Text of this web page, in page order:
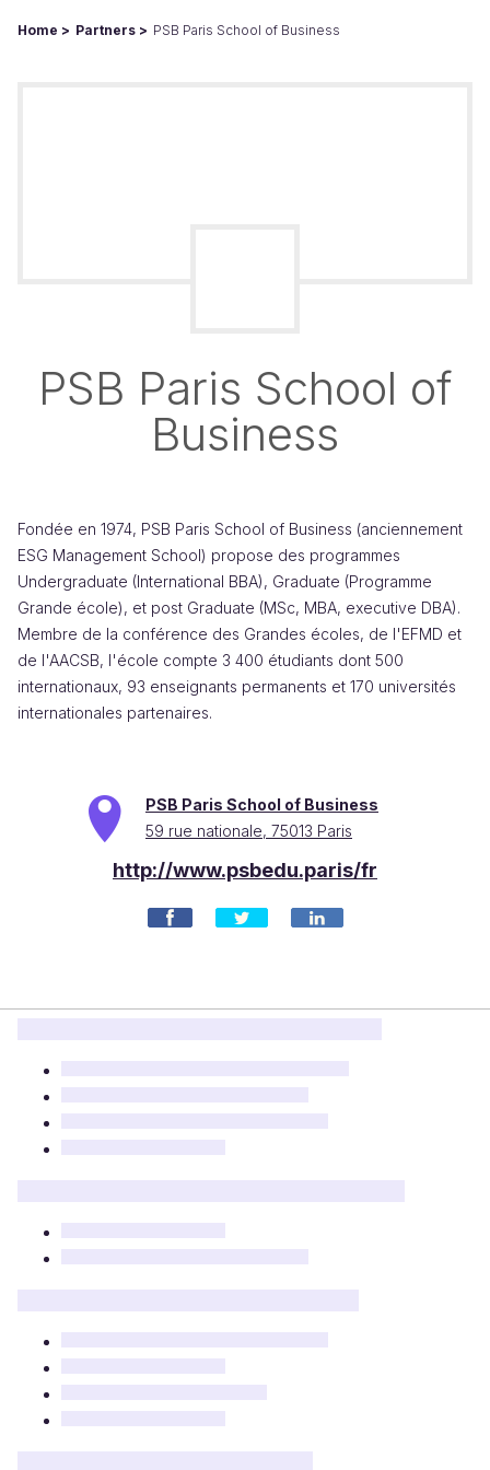
Home Partners PSB Paris School of Business
PSB Paris School of
Business
Fondée en 1974, PSB Paris School of Business (anciennement
ESG Management School) propose des programmes
Undergraduate (International BBA), Graduate (Programme
Grande école), et post Graduate (MSc, MBA, executive DBA).
Membre de la conférence des Grandes écoles, de l'EFMD et
de l'AACSB, l'école compte 3 400 étudiants dont 500
internationaux, 93 enseignants permanents et 170 universités
internationales partenaires.
PSB Paris School of Business
59 rue nationale, 75013 Paris
http://www.psbedu.paris/fr